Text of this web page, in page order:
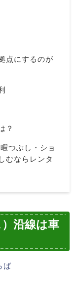
点にするのが
？
つぶし・ショ
むならレンタ
沿線は車
ば